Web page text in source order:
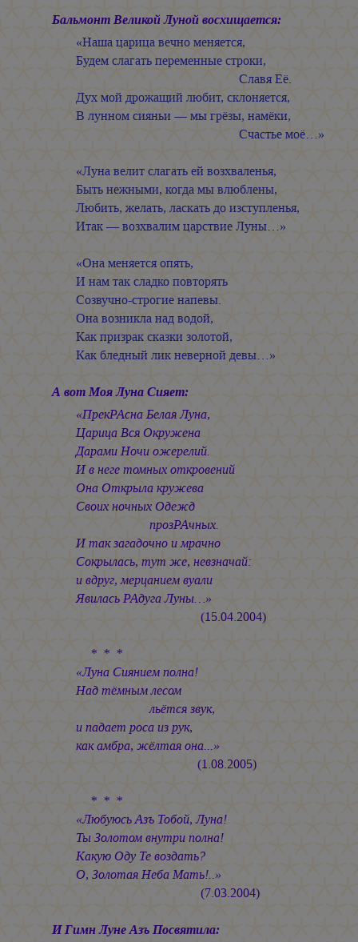
Бальмонт Великой Луной восхищается:
«Наша царица вечно меняется,
Будем слагать переменные строки,
Славя Её.
Дух мой дрожащий любит, склоняется,
В лунном сияньи — мы грёзы, намёки,
Счастье моё…»
«Луна велит слагать ей возхваленья,
Быть нежными, когда мы влюблены,
Любить, желать, ласкать до изступленья,
Итак — возхвалим царствие Луны…»
«Она меняется опять,
И нам так сладко повторять
Созвучно-строгие напевы.
Она возникла над водой,
Как призрак сказки золотой,
Как бледный лик неверной девы…»
А вот Моя Луна Сияет:
«ПрекРАсна Белая Луна,
Царица Вся Окружена
Дарами Ночи ожерелий.
И в неге томных откровений
Она Открыла кружева
Своих ночных Одежд
прозРАчных.
И так загадочно и мрачно
Сокрылась, тут же, невзначай:
и вдруг, мерцанием вуали
Явилась РАдуга Луны…»
(15.04.2004)
* * *
«Луна Сиянием полна!
Над тёмным лесом
льётся звук,
и падает роса из рук,
как амбра, жёлтая она...»
(1.08.2005)
* * *
«Любуюсь Азъ Тобой, Луна!
Ты Золотом внутри полна!
Какую Оду Те воздать?
О, Золотая Неба Мать!..»
(7.03.2004)
И Гимн Луне Азъ Посвятила: